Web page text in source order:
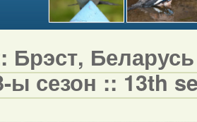
Брэст,
ы сезон :: 13th